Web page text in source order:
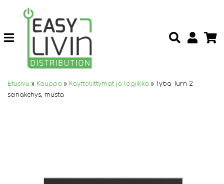
Etusivu » Kauppa » Käyttöliittymät ja logiikka » Tyba Turn 2
seinäkehys, musta